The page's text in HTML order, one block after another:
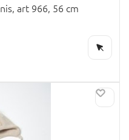
art 966, 56 cm